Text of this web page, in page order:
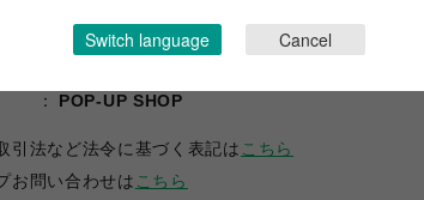
POP-UP SHOP
引法など法令に基づく表記は こちら
お問い合わせは こちら
Switch language Cancel